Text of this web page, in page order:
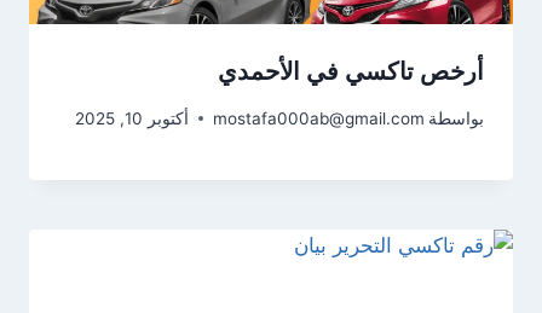
أرخص تاكسي في الأحمدي
بواسطة mostafa000ab@gmail.com أكتوبر 10, 2025